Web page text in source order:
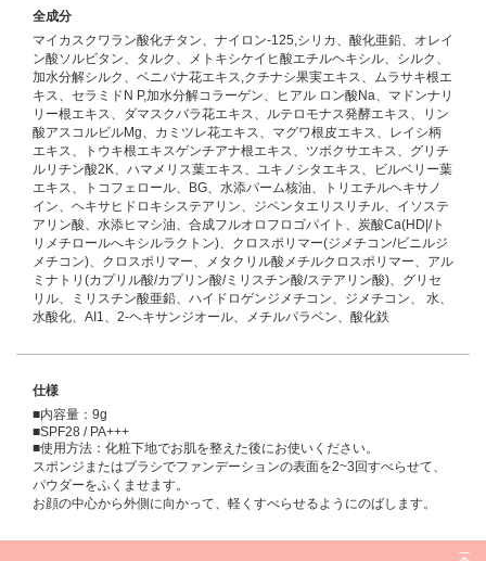
全成分
マイカスクワラン酸化チタン、ナイロン-125,シリカ、酸化亜鉛、オレイ
ン酸ソルビタン、タルク、メトキシケイヒ酸エチルヘキシル、シルク、
加水分解シルク、ベニバナ花エキス,クチナシ果実エキス、ムラサキ根エ
キス、セラミドN P,加水分解コラーゲン、ヒアル ロン酸Na、マドンナリ
リー根エキス、ダマスクバラ花エキス、ルテロモナス発酵エキス、リン
酸アスコルビルMg、カミツレ花エキス、マグワ根皮エキス、レイシ柄
エキス、トウキ根エキスゲンチアナ根エキス、ツボクサエキス、グリチ
ルリチン酸2K、ハマメリス葉エキス、ユキノシタエキス、ビルベリー葉
エキス、トコフェロール、BG、水添パーム核油、トリエチルヘキサノ
イン、ヘキサヒドロキシステアリン、ジペンタエリスリチル、イソステ
アリン酸、水添ヒマシ油、合成フルオロフロゴパイト、炭酸Ca(HD|/ト
リメチロールへキシルラクトン)、クロスポリマー(ジメチコン/ビニルジ
メチコン)、クロスポリマー、メタクリル酸メチルクロスポリマー、アル
ミナトリ(カプリル酸/カプリン酸/ミリスチン酸/ステアリン酸)、グリセ
リル、ミリスチン酸亜鉛、ハイドロゲンジメチコン、ジメチコン、 水、
水酸化、AI1、2-ヘキサンジオール、メチルパラベン、酸化鉄
仕様
■内容量：9g
■SPF28 / PA+++
■使用方法：化粧下地でお肌を整えた後にお使いください。
スポンジまたはブラシでファンデーションの表面を2~3回すべらせて、
パウダーをふくませます。
お顔の中心から外側に向かって、軽くすべらせるようにのばします。